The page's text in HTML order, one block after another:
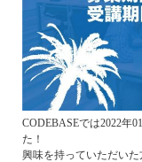
CODEBASEでは2022年
た！
興味を持っていただい